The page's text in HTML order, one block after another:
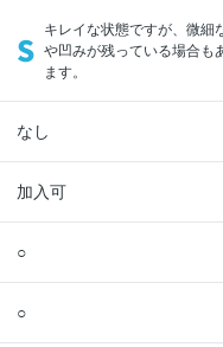
S
キレイな状態ですが、微細
や凹みが残っている場合も
ます。
なし
加入可
○
○